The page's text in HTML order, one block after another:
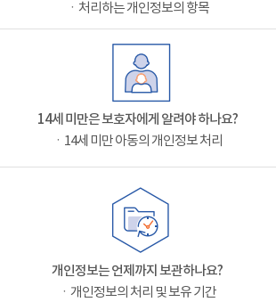
ㆍ처리하는 개인정보의 항목
14세 미만은 보호자에게 알려야 하나요?
ㆍ14세 미만 아동의 개인정보 처리
개인정보는 언제까지 보관하나요?
ㆍ개인정보의 처리 및 보유 기간